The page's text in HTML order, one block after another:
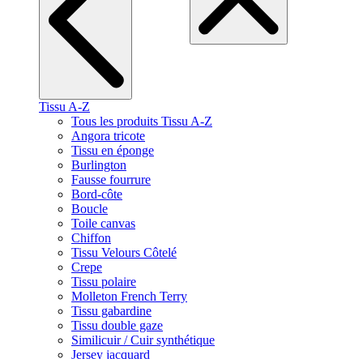
Tissu A-Z
Tous les produits Tissu A-Z
Angora tricote
Tissu en éponge
Burlington
Fausse fourrure
Bord-côte
Boucle
Toile canvas
Chiffon
Tissu Velours Côtelé
Crepe
Tissu polaire
Molleton French Terry
Tissu gabardine
Tissu double gaze
Similicuir / Cuir synthétique
Jersey jacquard